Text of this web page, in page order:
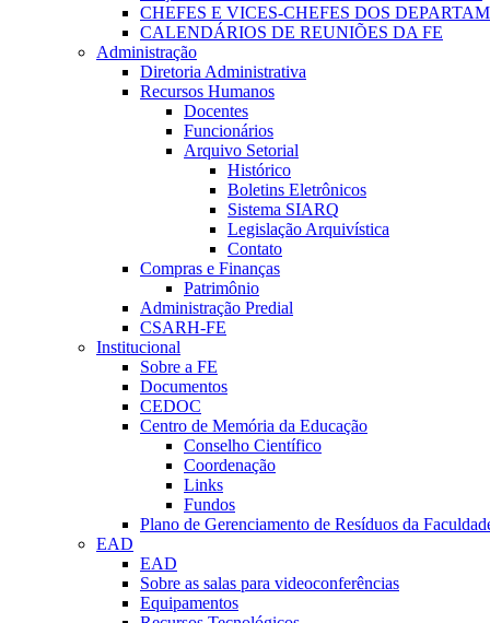
CHEFES E VICES-CHEFES DOS
CALENDÁRIOS DE REUNIÕES DA FE
Administração
Diretoria Administrativa
Recursos Humanos
Docentes
Funcionários
Arquivo Setorial
Histórico
Boletins Eletrônicos
Sistema SIARQ
Legislação Arquivística
Contato
Compras e Finanças
Patrimônio
Administração Predial
CSARH-FE
Institucional
Sobre a FE
Documentos
CEDOC
Centro de Memória da Educação
Conselho Científico
Coordenação
Links
Fundos
Plano de Gerenciamento de Resíduos da
EAD
EAD
Sobre as salas para videoconferências
Equipamentos